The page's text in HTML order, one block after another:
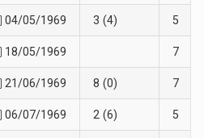
04/05/1969 3 (4) 5
18/05/1969 7
21/06/1969 8 (0) 7
06/07/1969 2 (6) 5